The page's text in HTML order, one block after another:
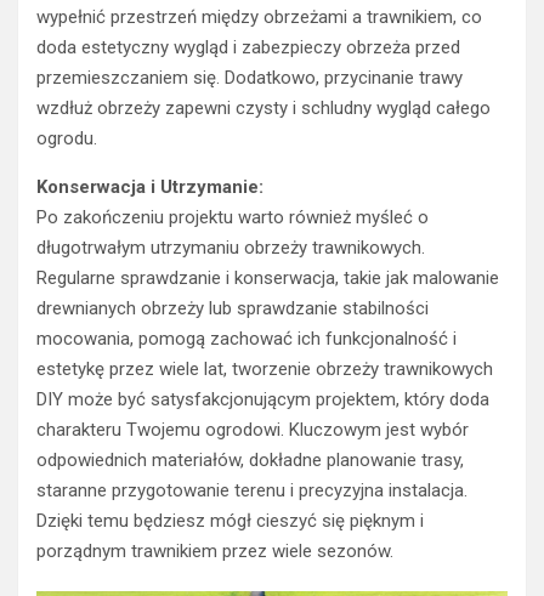
wypełnić przestrzeń między obrzeżami a trawnikiem, co
doda estetyczny wygląd i zabezpieczy obrzeża przed
przemieszczaniem się. Dodatkowo, przycinanie trawy
wzdłuż obrzeży zapewni czysty i schludny wygląd całego
ogrodu.
Konserwacja i Utrzymanie:
Po zakończeniu projektu warto również myśleć o
długotrwałym utrzymaniu obrzeży trawnikowych.
Regularne sprawdzanie i konserwacja, takie jak malowanie
drewnianych obrzeży lub sprawdzanie stabilności
mocowania, pomogą zachować ich funkcjonalność i
estetykę przez wiele lat, tworzenie obrzeży trawnikowych
DIY może być satysfakcjonującym projektem, który doda
charakteru Twojemu ogrodowi. Kluczowym jest wybór
odpowiednich materiałów, dokładne planowanie trasy,
staranne przygotowanie terenu i precyzyjna instalacja.
Dzięki temu będziesz mógł cieszyć się pięknym i
porządnym trawnikiem przez wiele sezonów.